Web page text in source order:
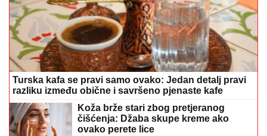
Turska kafa se pravi samo ovako: Jedan detalj pravi
razliku između obične i savršeno pjenaste kafe
Koža brže stari zbog pretjeranog
čišćenja: Džaba skupe kreme ako
ovako perete lice